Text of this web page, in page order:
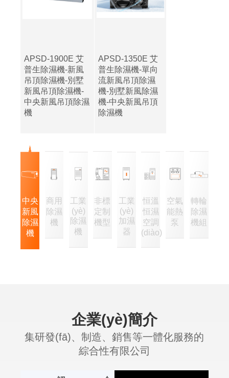
APSD-1900E 艾
普生除濕機-新風
吊頂除濕機-別墅
新風吊頂除濕機-
中央新風吊頂除濕
機
APSD-1350E 艾
普生除濕機-單向
流新風吊頂除濕
機-別墅新風除濕
機-中央新風吊頂
除濕機
中央
新風
除濕
機
商用
除濕
機
工業
(yè)
除濕
機
非標
定制
機型
工業
(yè)
加濕
器
恒溫
恒濕
空調
(diào)
空氣
能熱
泵
轉輪
除濕
機組
企業(yè)簡介
集研發(fā)、制造、銷售等一體化服務的
綜合性有限公司
業
(yè)
經
(jīng)
營
理